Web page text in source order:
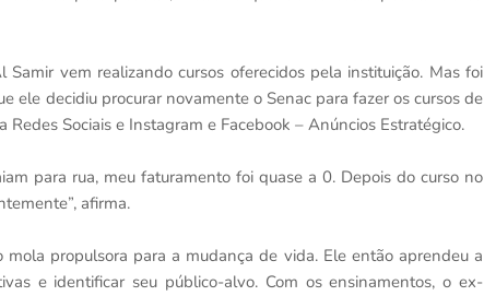
vem realizando cursos oferecidos pela instituição. Mas foi
ele decidiu procurar novamente o Senac para fazer os cursos de
Sociais e Instagram e Facebook – Anúncios Estratégico.
para rua, meu faturamento foi quase a 0. Depois do curso no
afirma.
propulsora para a mudança de vida. Ele então aprendeu a
e identificar seu público-alvo. Com os ensinamentos, o ex-